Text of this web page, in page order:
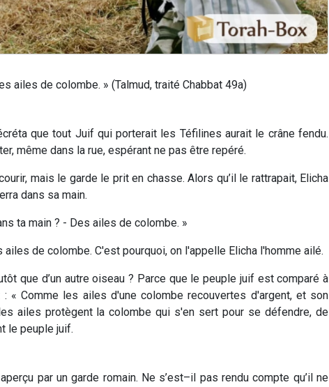
ailes de colombe. » (Talmud, traité Chabbat 49a)
que tout Juif qui porterait les Téfilines aurait le crâne fendu.
même dans la rue, espérant ne pas être repéré.
mais le garde le prit en chasse. Alors qu’il le rattrapait, Elicha
dans sa main.
ta main ? - Des ailes de colombe. »
ailes de colombe. C'est pourquoi, on l'appelle Elicha l'homme ailé.
que d’un autre oiseau ? Parce que le peuple juif est comparé à
« Comme les ailes d'une colombe recouvertes d'argent, et son
ailes protègent la colombe qui s'en sert pour se défendre, de
le peuple juif.
par un garde romain. Ne s’est–il pas rendu compte qu’il ne